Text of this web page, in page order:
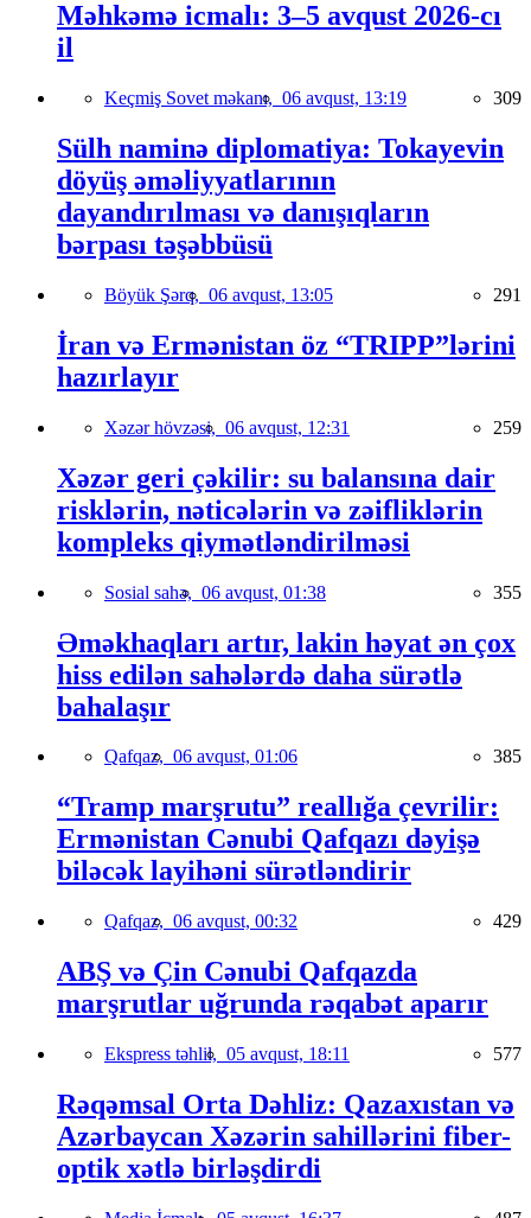
Məhkəmə icmalı: 3–5 avqust 2026-cı
il
Keçmiş Sovet məkanı, 06 avqust, 13:19 309
Sülh naminə diplomatiya: Tokayevin
döyüş əməliyyatlarının
dayandırılması və danışıqların
bərpası təşəbbüsü
Böyük Şərq, 06 avqust, 13:05 291
İran və Ermənistan öz “TRIPP”lərini
hazırlayır
Xəzər hövzəsi, 06 avqust, 12:31 259
Xəzər geri çəkilir: su balansına dair
risklərin, nəticələrin və zəifliklərin
kompleks qiymətləndirilməsi
Sosial sahə, 06 avqust, 01:38 355
Əməkhaqları artır, lakin həyat ən çox
hiss edilən sahələrdə daha sürətlə
bahalaşır
Qafqaz, 06 avqust, 01:06 385
“Tramp marşrutu” reallığa çevrilir:
Ermənistan Cənubi Qafqazı dəyişə
biləcək layihəni sürətləndirir
Qafqaz, 06 avqust, 00:32 429
ABŞ və Çin Cənubi Qafqazda
marşrutlar uğrunda rəqabət aparır
Ekspress təhlil, 05 avqust, 18:11 577
Rəqəmsal Orta Dəhliz: Qazaxıstan və
Azərbaycan Xəzərin sahillərini fiber-
optik xətlə birləşdirdi